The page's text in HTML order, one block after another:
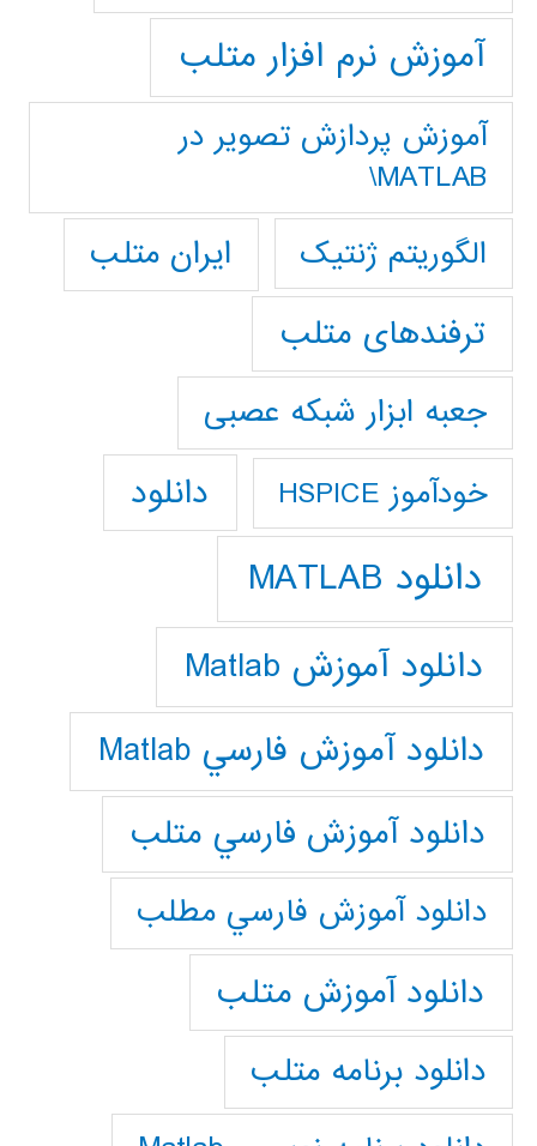
آموزش نرم افزار متلب
آموزش پردازش تصوير در
MATLAB\
الگوریتم ژنتیک
ایران متلب
ترفندهای متلب
جعبه ابزار شبکه عصبی
خودآموز HSPICE دانلود
دانلود MATLAB
دانلود آموزش Matlab
دانلود آموزش فارسي Matlab
دانلود آموزش فارسي متلب
دانلود آموزش فارسي مطلب
دانلود آموزش متلب
دانلود برنامه متلب